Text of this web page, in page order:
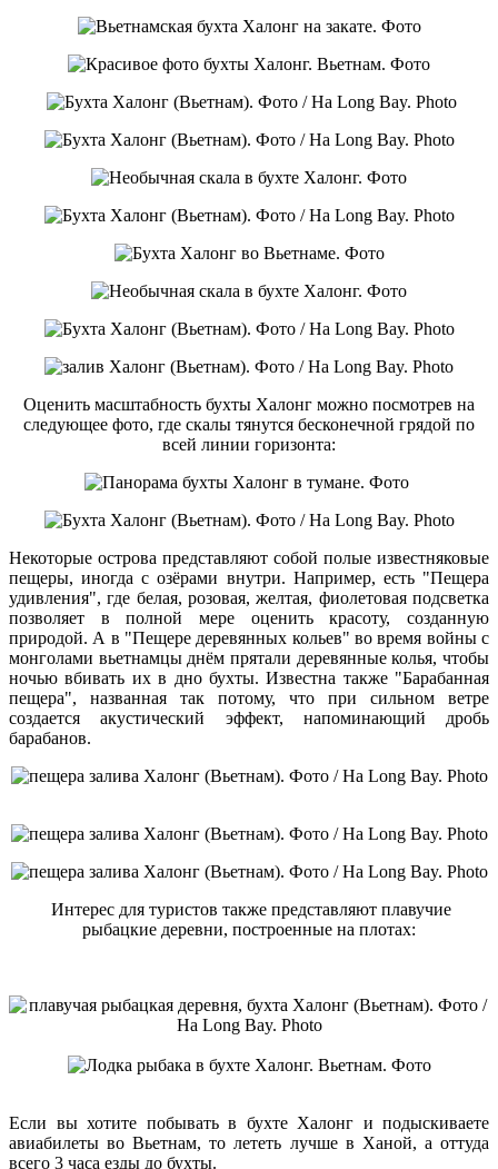
Оценить масштабность бухты Халонг можно посмотрев на
следующее фото, где скалы тянутся бесконечной грядой по
всей линии горизонта:
Некоторые острова представляют собой полые известняковые
пещеры, иногда с озёрами внутри. Например, есть "Пещера
удивления", где белая, розовая, желтая, фиолетовая подсветка
позволяет в полной мере оценить красоту, созданную
природой. А в "Пещере деревянных кольев" во время войны с
монголами вьетнамцы днём прятали деревянные колья, чтобы
ночью вбивать их в дно бухты. Известна также "Барабанная
пещера", названная так потому, что при сильном ветре
создается акустический эффект, напоминающий дробь
барабанов.
Интерес для туристов также представляют плавучие
рыбацкие деревни, построенные на плотах:
Если вы хотите побывать в бухте Халонг и подыскиваете
авиабилеты во Вьетнам, то лететь лучше в Ханой, а оттуда
всего 3 часа езды до бухты.